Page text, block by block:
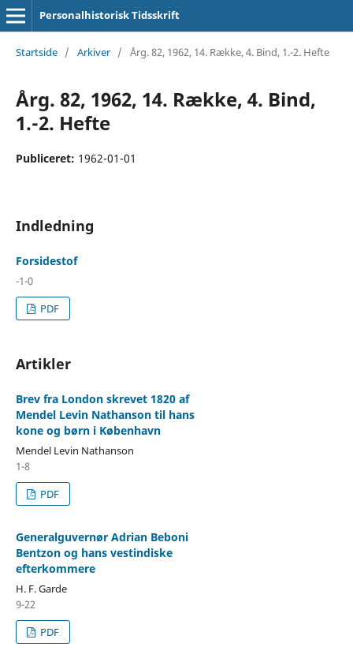
Personalhistorisk Tidsskrift
Startside / Arkiver / Årg. 82, 1962, 14. Række, 4. Bind, 1.-2. Hefte
Årg. 82, 1962, 14. Række, 4. Bind,
1.-2. Hefte
Publiceret: 1962-01-01
Indledning
Forsidestof
-1-0
PDF
Artikler
Brev fra London skrevet 1820 af
Mendel Levin Nathanson til hans
kone og børn i København
Mendel Levin Nathanson
1-8
PDF
Generalguvernør Adrian Beboni
Bentzon og hans vestindiske
efterkommere
H. F. Garde
9-22
PDF